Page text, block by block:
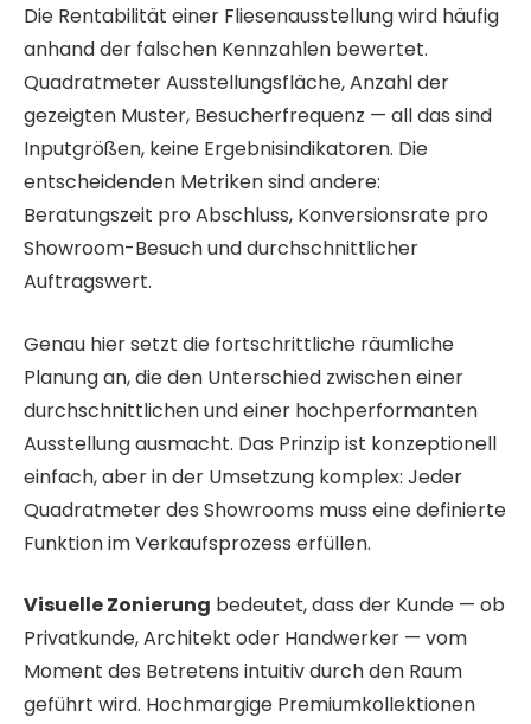
Die Rentabilität einer Fliesenausstellung wird häufig
anhand der falschen Kennzahlen bewertet.
Quadratmeter Ausstellungsfläche, Anzahl der
gezeigten Muster, Besucherfrequenz — all das sind
Inputgrößen, keine Ergebnisindikatoren. Die
entscheidenden Metriken sind andere:
Beratungszeit pro Abschluss, Konversionsrate pro
Showroom-Besuch und durchschnittlicher
Auftragswert.
Genau hier setzt die fortschrittliche räumliche
Planung an, die den Unterschied zwischen einer
durchschnittlichen und einer hochperformanten
Ausstellung ausmacht. Das Prinzip ist konzeptionell
einfach, aber in der Umsetzung komplex: Jeder
Quadratmeter des Showrooms muss eine definierte
Funktion im Verkaufsprozess erfüllen.
Visuelle Zonierung bedeutet, dass der Kunde — ob
Privatkunde, Architekt oder Handwerker — vom
Moment des Betretens intuitiv durch den Raum
geführt wird. Hochmargige Premiumkollektionen